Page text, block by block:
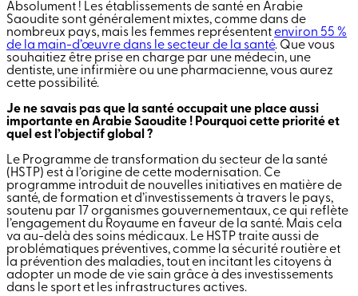
Absolument ! Les établissements de santé en Arabie
Saoudite sont généralement mixtes, comme dans de
nombreux pays, mais les femmes représententenviron 55 %
de la main-d’œuvre dans le secteur de la santé. Que vous
souhaitiez être prise en charge par une médecin, une
dentiste, une infirmière ou une pharmacienne, vous aurez
cette possibilité.
Je ne savais pas que la santé occupait une place aussi
importante en Arabie Saoudite ! Pourquoi cette priorité et
quel est l’objectif global ?
Le Programme de transformation du secteur de la santé
(HSTP) est à l’origine de cette modernisation. Ce
programme introduit de nouvelles initiatives en matière de
santé, de formation et d’investissements à travers le pays,
soutenu par 17 organismes gouvernementaux, ce qui reflète
l’engagement du Royaume en faveur de la santé. Mais cela
va au-delà des soins médicaux. Le HSTP traite aussi de
problématiques préventives, comme la sécurité routière et
la prévention des maladies, tout en incitant les citoyens à
adopter un mode de vie sain grâce à des investissements
dans le sport et les infrastructures actives.